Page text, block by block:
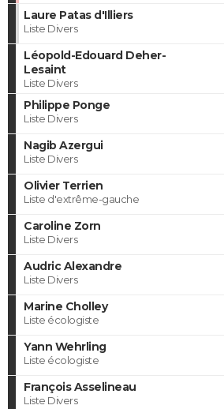
Laure Patas d'Illiers
Liste Divers
Léopold-Edouard Deher-
Lesaint
Liste Divers
Philippe Ponge
Liste Divers
Nagib Azergui
Liste Divers
Olivier Terrien
Liste d'extrême-gauche
Caroline Zorn
Liste Divers
Audric Alexandre
Liste Divers
Marine Cholley
Liste écologiste
Yann Wehrling
Liste écologiste
François Asselineau
Liste Divers